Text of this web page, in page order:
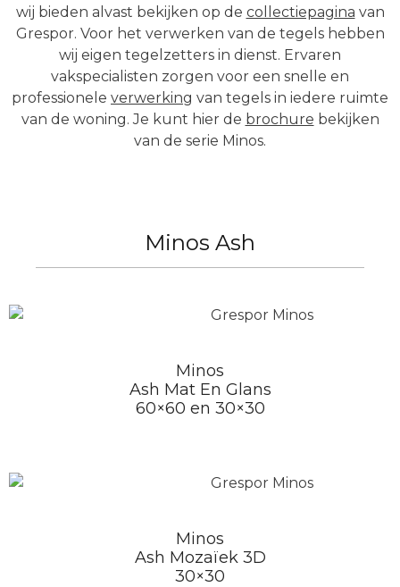
wij bieden alvast bekijken op de collectiepagina van
Grespor. Voor het verwerken van de tegels hebben
wij eigen tegelzetters in dienst. Ervaren
vakspecialisten zorgen voor een snelle en
professionele verwerking van tegels in iedere ruimte
van de woning. Je kunt hier de brochure bekijken
van de serie Minos.
Minos Ash
Minos
Ash Mat En Glans
60×60 en 30×30
Minos
Ash Mozaïek 3D
30×30